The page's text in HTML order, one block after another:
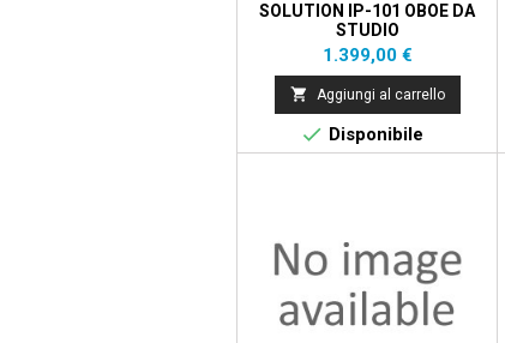
SOLUTION IP-101 OBOE DA
STUDIO
Prezzo
1.399,00 €
 Aggiungi al carrello
 Disponibile